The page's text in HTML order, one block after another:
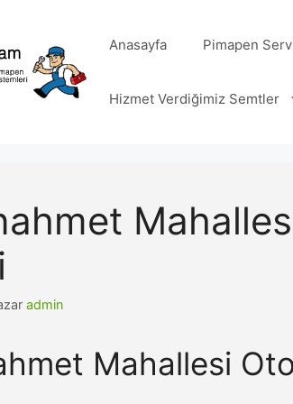
Anasayfa Pimapen
Hizmet Verdiğimiz Semtler
admin
Mahallesi